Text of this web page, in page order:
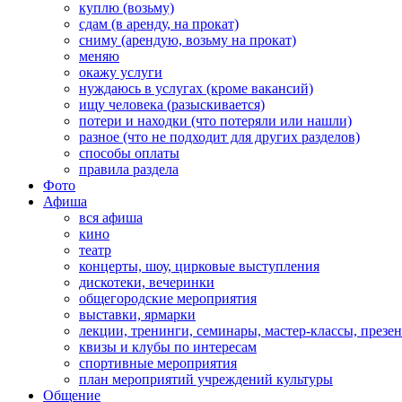
куплю (возьму)
сдам (в аренду, на прокат)
сниму (арендую, возьму на прокат)
меняю
окажу услуги
нуждаюсь в услугах (кроме вакансий)
ищу человека (разыскивается)
потери и находки (что потеряли или нашли)
разное (что не подходит для других разделов)
способы оплаты
правила раздела
Фото
Афиша
вся афиша
кино
театр
концерты, шоу, цирковые выступления
дискотеки, вечеринки
общегородские мероприятия
выставки, ярмарки
лекции, тренинги, семинары, мастер-классы,
квизы и клубы по интересам
спортивные мероприятия
план мероприятий учреждений культуры
Общение